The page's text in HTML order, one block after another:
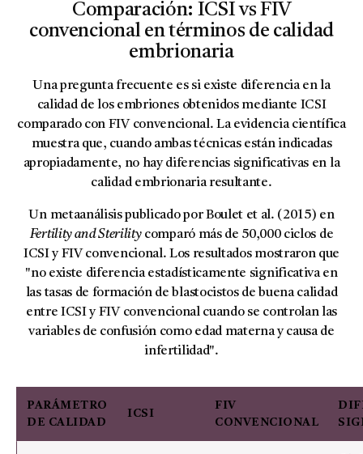
Comparación: ICSI vs FIV
convencional en términos de calidad
embrionaria
Una pregunta frecuente es si existe diferencia en la
calidad de los embriones obtenidos mediante ICSI
comparado con FIV convencional. La evidencia científica
muestra que, cuando ambas técnicas están indicadas
apropiadamente, no hay diferencias significativas en la
calidad embrionaria resultante.
Un metaanálisis publicado por Boulet et al. (2015) en
Fertility and Sterilitycomparó más de 50,000 ciclos de
ICSI y FIV convencional. Los resultados mostraron que
"no existe diferencia estadísticamente significativa en
las tasas de formación de blastocistos de buena calidad
entre ICSI y FIV convencional cuando se controlan las
variables de confusión como edad materna y causa de
infertilidad".
PARÁMETRO
DE CALIDAD
ICSI
FIV
CONVENCIONAL